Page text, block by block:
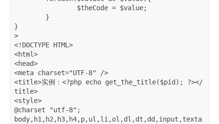
}
>
<!DOCTYPE HTML>
<html>
<head>
<meta charset="UTF-8" />
<title>实例：<?php echo get_the_title($pid); ?></
title>
<style>
@charset "utf-8";
body,h1,h2,h3,h4,p,ul,li,ol,dl,dt,dd,input,texta